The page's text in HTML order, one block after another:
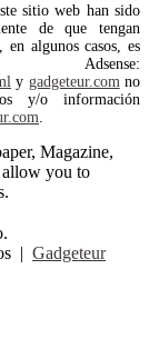
sitio web han sido
de que tengan
algunos casos, es
Adsense:
y gadgeteur.comno
y/o información
.
Magazine,
allow you to
| Gadgeteur